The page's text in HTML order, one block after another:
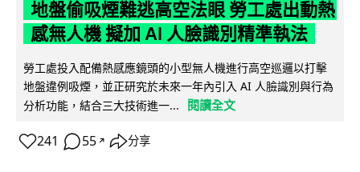
地盤偷吸煙難逃高空法眼 勞工處出動熱
感無人機 擬加 AI 人臉識別精準執法
勞工處投入配備熱感應鏡頭的小型無人機進行高空巡邏以打擊
地盤違例吸煙，並正研究於未來一年內引入 AI 人臉識別與行為
分析功能，結合三大技術進一...
閱讀全文
241 55 ↗ 分享